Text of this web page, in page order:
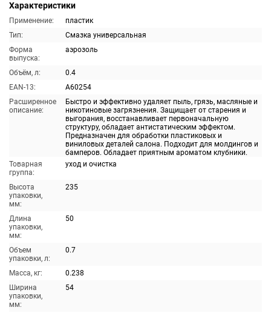
Характеристики
Применение:
пластик
Тип:
Смазка универсальная
Форма
выпуска:
аэрозоль
Объём, л:
0.4
EAN-13:
A60254
Расширенное
описание:
Быстро и эффективно удаляет пыль, грязь, масляные и
никотиновые загрязнения. Защищает от старения и
выгорания, восстанавливает первоначальную
структуру, обладает антистатическим эффектом.
Предназначен для обработки пластиковых и
виниловых деталей салона. Подходит для молдингов и
бамперов. Обладает приятным ароматом клубники.
Товарная
группа:
уход и очистка
Высота
упаковки,
мм:
235
Длина
упаковки,
мм:
50
Объем
упаковки, л:
0.7
Масса, кг:
0.238
Ширина
упаковки,
мм:
54